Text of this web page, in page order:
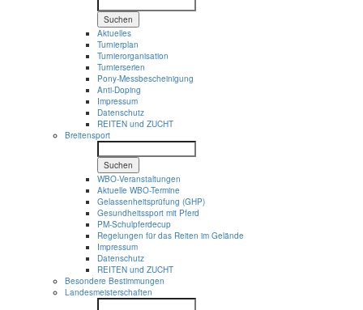
Suchen
Aktuelles
Turnierplan
Turnierorganisation
Turnierserien
Pony-Messbescheinigung
Anti-Doping
Impressum
Datenschutz
REITEN und ZUCHT
Breitensport
Suchen
WBO-Veranstaltungen
Aktuelle WBO-Termine
Gelassenheitsprüfung (GHP)
Gesundheitssport mit Pferd
PM-Schulpferdecup
Regelungen für das Reiten im Gelände
Impressum
Datenschutz
REITEN und ZUCHT
Besondere Bestimmungen
Landesmeisterschaften